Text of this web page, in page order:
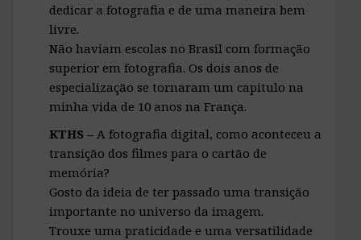
dedicar a fotografia e de uma maneira bem
livre.
Não haviam escolas no Brasil com formação
superior em fotografia. Os dois anos de
especialização se tornaram um capitulo na
minha vida de 10 anos na França.
KTHS – A fotografia digital, como aconteceu a
transição dos filmes para o cartão de
memória?
Gosto da ideia de ter passado uma transição
importante no universo da imagem.
Trouxe uma praticidade e uma versatilidade